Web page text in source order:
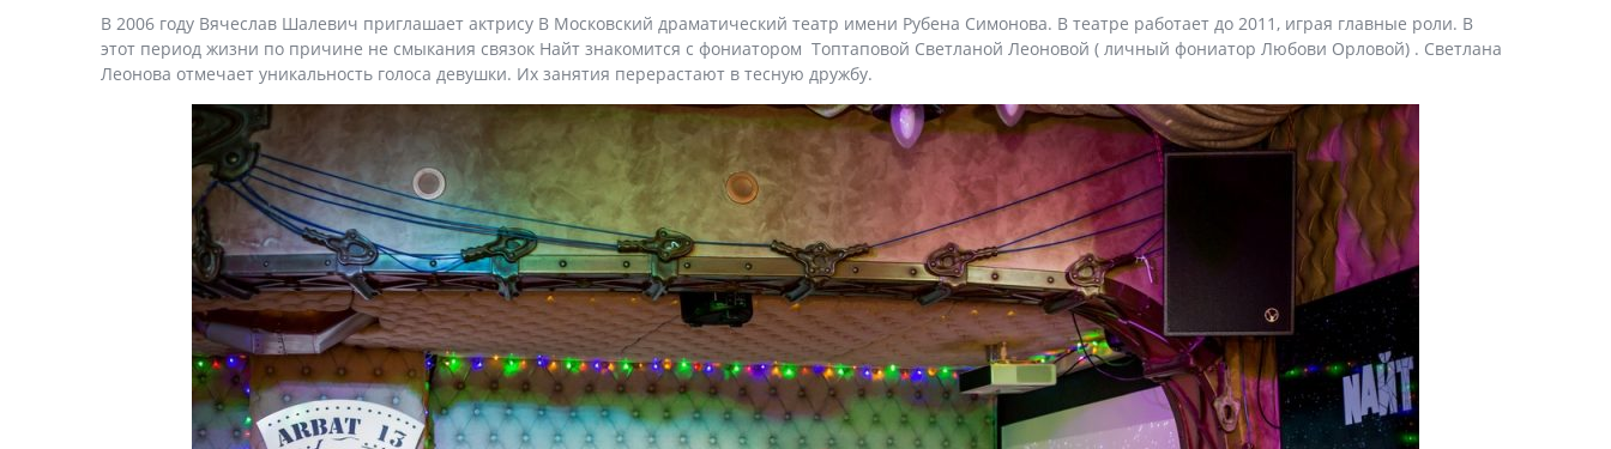
В 2006 году Вячеслав Шалевич приглашает актрису В Московский драматический театр имени Рубена Симонова. В театре работает до 2011, играя главные роли. В
этот период жизни по причине не смыкания связок Найт знакомится с фониатором Топтаповой Светланой Леоновой ( личный фониатор Любови Орловой) . Светлана
Леонова отмечает уникальность голоса девушки. Их занятия перерастают в тесную дружбу.